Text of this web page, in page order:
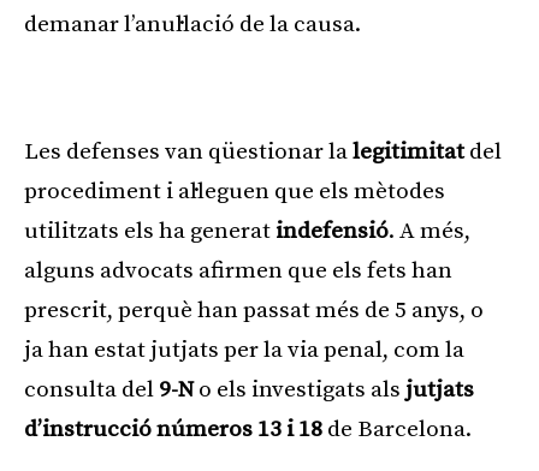
demanar l’anul·lació de la causa.
Les defenses van qüestionar lalegitimitatdel
procediment i al·leguen que els mètodes
utilitzats els ha generatindefensió. A més,
alguns advocats afirmen que els fets han
prescrit, perquè han passat més de 5 anys, o
ja han estat jutjats per la via penal, com la
consulta del 9-No els investigats als jutjats
d’instrucció números 13 i 18 de Barcelona.